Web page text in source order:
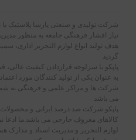
نیاز اقشار فرهنگی جامعه به منظور
هدف تولید انواع لوازم التحریر اداری،
گردید
پاپکو با سرلوحه قراردادن کیفیت
به عنوان یکی از تولید کنندگان مورد
شرکت ها و مراکز علمی و فرهنگی به
می باشد
پاپکو شرکت صد درصد ایرانی و محصولات
کالاهای معروف خارجی می باشد.ما ادعا
لوازم التحریر و مدیریت اسناد و مدارک